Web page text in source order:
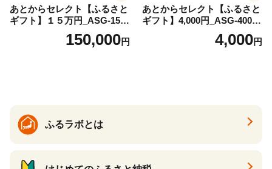
あとからセレクト【ふるさと
ギフト】１５万円_ASG-1500
150,000円
あとからセレクト【ふるさと
ギフト】4,000円_ASG-4000_
(都城市) 後から選べる返礼品
ギフト ギフトポイント 品数2
酎 サーモン 野菜 魚介 海産物
4,000円
ふるラボとは